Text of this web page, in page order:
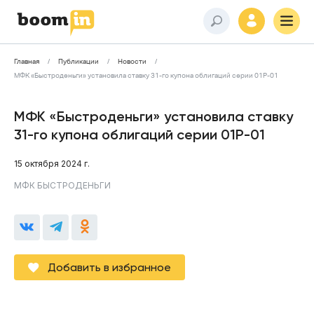
Главная Публикации
Новости
МФК «Быстроденьги» установила ставку 31-го купона облигаций серии 01P-01
МФК «Быстроденьги» установила ставку
31-го купона облигаций серии 01P-01
15 октября 2024 г.
МФК БЫСТРОДЕНЬГИ
Добавить в избранное